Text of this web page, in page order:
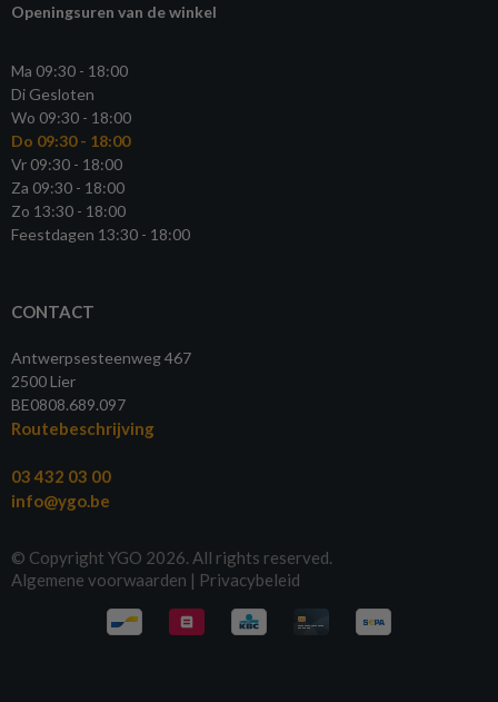
Openingsuren van de winkel
Ma 09:30 - 18:00
Di Gesloten
Wo 09:30 - 18:00
Do 09:30 - 18:00
Vr 09:30 - 18:00
Za 09:30 - 18:00
Zo 13:30 - 18:00
Feestdagen 13:30 - 18:00
CONTACT
Antwerpsesteenweg 467
2500 Lier
BE0808.689.097
Routebeschrijving
03 432 03 00
info@ygo.be
© Copyright YGO 2026. All rights reserved.
Algemene voorwaarden | Privacybeleid